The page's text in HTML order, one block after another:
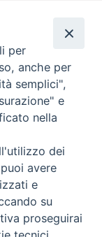
Ivrea (To) Tel.
per
anche per
semplici",
e
nella
dei
avere
e
su
proseguirai